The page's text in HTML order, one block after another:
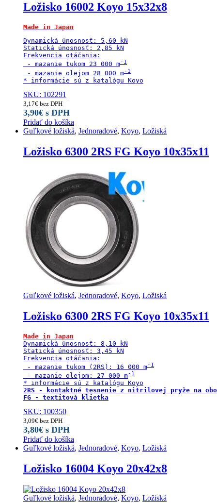
Ložisko 16002 Koyo 15x32x8
Made in Japan
Dynamická únosnosť: 5,60 kN
Statická únosnosť: 2,85 kN
Frekvencia otáčania:
- mazanie tukom 23 000 m
- mazanie olejom 28 000 m
* informácie sú z katalógu Koyo
SKU: 102291
3,17€ bez DPH
3,90€ s DPH
Pridať do košíka
Guľkové ložiská, Jednoradové, Koyo, Ložiská
Ložisko 6300 2RS FG Koyo 10x35x11
Guľkové ložiská, Jednoradové, Koyo, Ložiská
Ložisko 6300 2RS FG Koyo 10x35x11
Made in Japan
Dynamická únosnosť: 8,10 kN
Statická únosnosť: 3,45 kN
Frekvencia otáčania:
- mazanie tukom (2RS): 16 000 m
- mazanie olejom: 27 000 m
2RS - kontaktné tesnenie z nitrilovej pryže na
FG - textitová klietka
SKU: 100350
3,09€ bez DPH
3,80€ s DPH
Pridať do košíka
Guľkové ložiská, Jednoradové, Koyo, Ložiská
Ložisko 16004 Koyo 20x42x8
Guľkové ložiská, Jednoradové, Koyo, Ložiská